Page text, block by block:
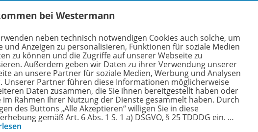
Texte von Ernst Tugendhat
Inhalte der Ausgabe
bei Westermann
neben technisch notwendigen Cookies auch solche, um
und Anzeigen zu personalisieren, Funktionen für soziale Medien
zu können und die Zugriffe auf unserer Webseite zu
Außerdem geben wir Daten zu ihrer Verwendung unserer
an unsere Partner für soziale Medien, Werbung und Analysen
Unserer Partner führen diese Informationen möglicherweise
Daten zusammen, die Sie ihnen bereitgestellt haben oder
im Rahmen Ihrer Nutzung der Dienste gesammelt haben. Durch
des Buttons „Alle Akzeptieren“ willigen Sie in diese
gemäß Art. 6 Abs. 1 S. 1 a) DSGVO, § 25 TDDDG ein. …